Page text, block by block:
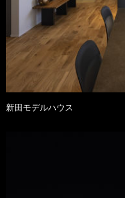
新田モデルハウス